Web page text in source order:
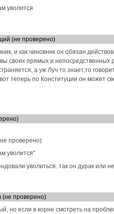
уволится
(не проверено)
и как чиновник он обязан
своих прямых и
а уж Луч то знает,то
теперь по Конституции он может
проверено)
уволится"
уволиться. так он дурак или
(не проверено)
но если в корне смотреть на